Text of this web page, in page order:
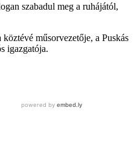
szabadul meg a ruhájától,
műsorvezetője, a Puskás
igazgatója.